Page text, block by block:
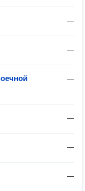
—
—
—
—
—
—